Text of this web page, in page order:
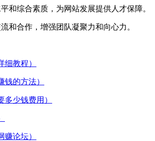
和综合素质，为网站发展提供人才保障。
和合作，增强团队凝聚力和向心力。
教程）
的方法）
少钱费用）
论坛）